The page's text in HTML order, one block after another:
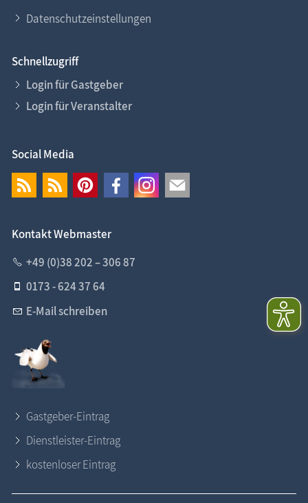
Datenschutzeinstellungen
Schnellzugriff
Login für Gastgeber
Login für Veranstalter
Social Media
Kontakt Webmaster
+49 (0)38 202 – 306 87
0173 - 624 37 64
E-Mail schreiben
Gastgeber-Eintrag
Dienstleister-Eintrag
kostenloser Eintrag